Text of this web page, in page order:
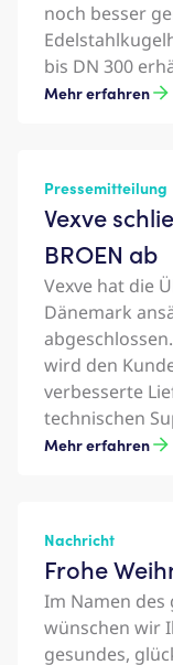
noch besser
bis DN 300
Mehr erfahren
Pressemitteilung
Vexve
BROEN ab
Vexve hat die
Dänemark
wird den
verbesserte
technischen
Mehr erfahren
Nachricht
Frohe
Im Namen des
wünschen wir
gesundes,